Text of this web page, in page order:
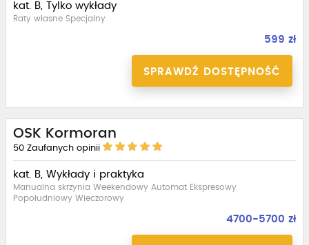
kat. B, Tylko wykłady
Raty własne Specjalny
599 zł
SPRAWDŹ DOSTĘPNOŚĆ
OSK Kormoran
50 Zaufanych opinii
kat. B, Wykłady i praktyka
Manualna skrzynia Weekendowy Automat Ekspresowy
Popołudniowy Wieczorowy
4700-5700 zł